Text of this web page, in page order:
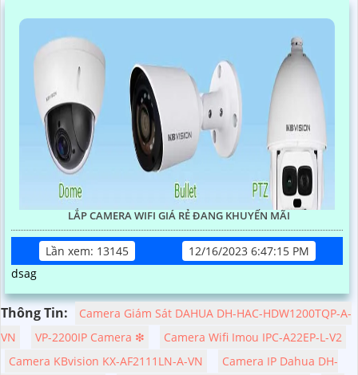
LẮP CAMERA WIFI GIÁ RẺ ĐANG KHUYẾN MÃI
Lần xem: 13145
12/16/2023 6:47:15 PM
dsag
Thông Tin:
Camera Giám Sát DAHUA DH-HAC-HDW1200TQP-A-
VN
VP-2200IP Camera ❇
Camera Wifi Imou IPC-A22EP-L-V2
Camera KBvision KX-AF2111LN-A-VN
Camera IP Dahua DH-